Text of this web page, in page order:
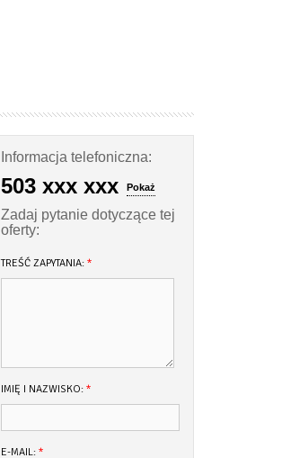
Informacja telefoniczna:
503 xxx xxx Pokaż
Zadaj pytanie dotyczące tej
oferty:
TREŚĆ ZAPYTANIA: *
IMIĘ I NAZWISKO: *
E-MAIL: *